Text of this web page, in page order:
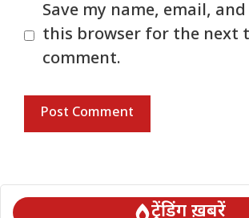
Save my name, email,
this browser for the next
comment.
ट्रेंडिंग ख़बरें